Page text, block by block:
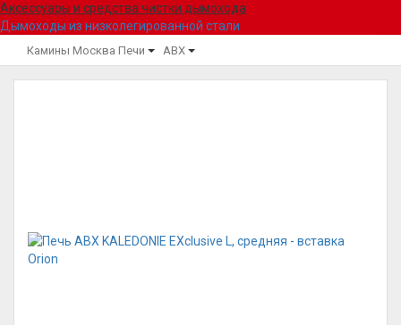
Аксессуары и средства чистки дымохода
Дымоходы из низколегированной стали
Камины Москва Печи ABX